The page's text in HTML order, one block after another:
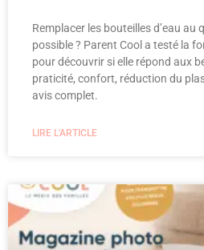
Remplacer les bouteilles d’eau au
possible ? Parent Cool a testé la
pour découvrir si elle répond aux
praticité, confort, réduction du
avis complet.
LIRE L'ARTICLE